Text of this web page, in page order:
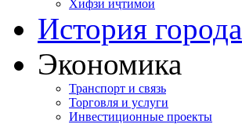
Хифзи иҷтимоӣ
История города
Экономика
Транспорт и связь
Торговля и услуги
Инвестиционные проекты